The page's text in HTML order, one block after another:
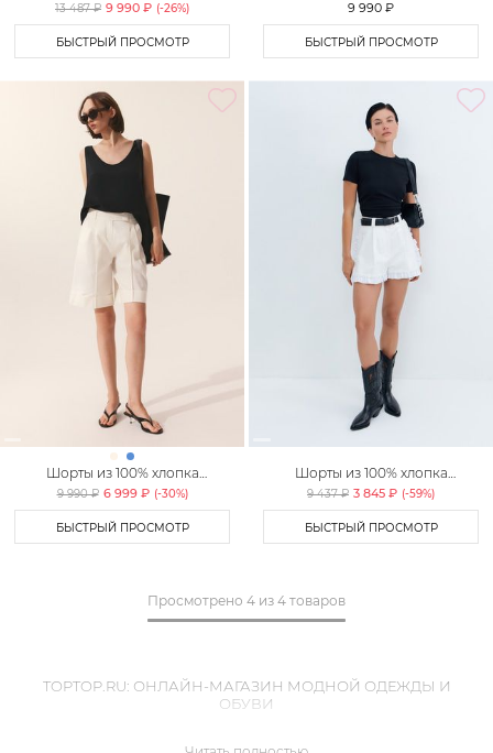
13 487 ₽ 9 990 ₽ (-26%)
БЫСТРЫЙ ПРОСМОТР
9 990 ₽
БЫСТРЫЙ ПРОСМОТР
Шорты из 100% хлопка
TOPTOP STUDIO
9 990 ₽ 6 999 ₽ (-30%)
БЫСТРЫЙ ПРОСМОТР
Шорты из 100% хлопка
TOPTOP STUDIO
9 437 ₽ 3 845 ₽ (-59%)
БЫСТРЫЙ ПРОСМОТР
Просмотрено 4 из 4 товаров
TOPTOP.RU: ОНЛАЙН-МАГАЗИН МОДНОЙ ОДЕЖДЫ И
ОБУВИ